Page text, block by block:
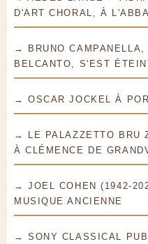
D'ART CHORAL, À
→ BRUNO CAMPANELLA,
BELCANTO, S'EST
→ OSCAR JOCKEL À
→ LE PALAZZETTO BRU
À CLÉMENCE DE
→ JOEL COHEN (1942-
MUSIQUE ANCIENNE
→ SONY CLASSICAL